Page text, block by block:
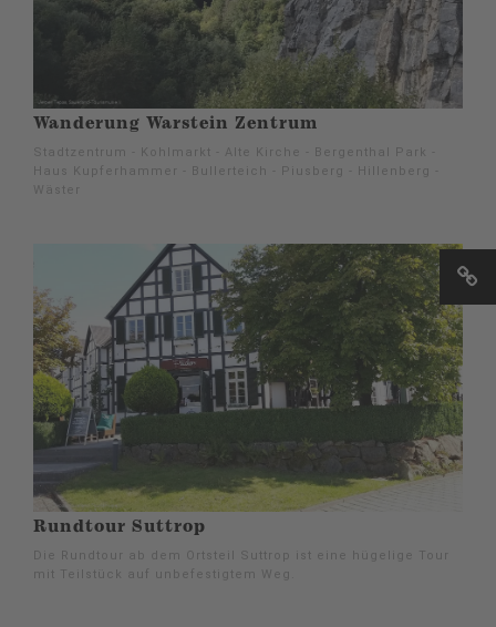
Wanderung Warstein Zentrum
Stadtzentrum - Kohlmarkt - Alte Kirche - Bergenthal Park -
Haus Kupferhammer - Bullerteich - Piusberg - Hillenberg -
Wäster
Rundtour Suttrop
Die Rundtour ab dem Ortsteil Suttrop ist eine hügelige Tour
mit Teilstück auf unbefestigtem Weg.